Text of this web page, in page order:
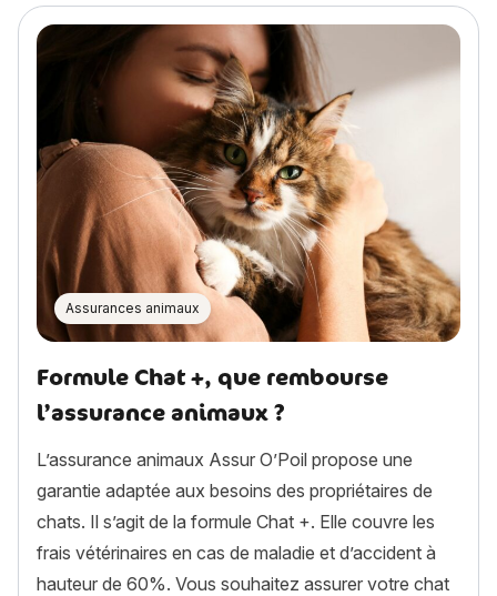
Assurances animaux
Formule Chat +, que rembourse
l’assurance animaux ?
L’assurance animaux Assur O’Poil propose une
garantie adaptée aux besoins des propriétaires de
chats. Il s’agit de la formule Chat +. Elle couvre les
frais vétérinaires en cas de maladie et d’accident à
hauteur de 60%. Vous souhaitez assurer votre chat